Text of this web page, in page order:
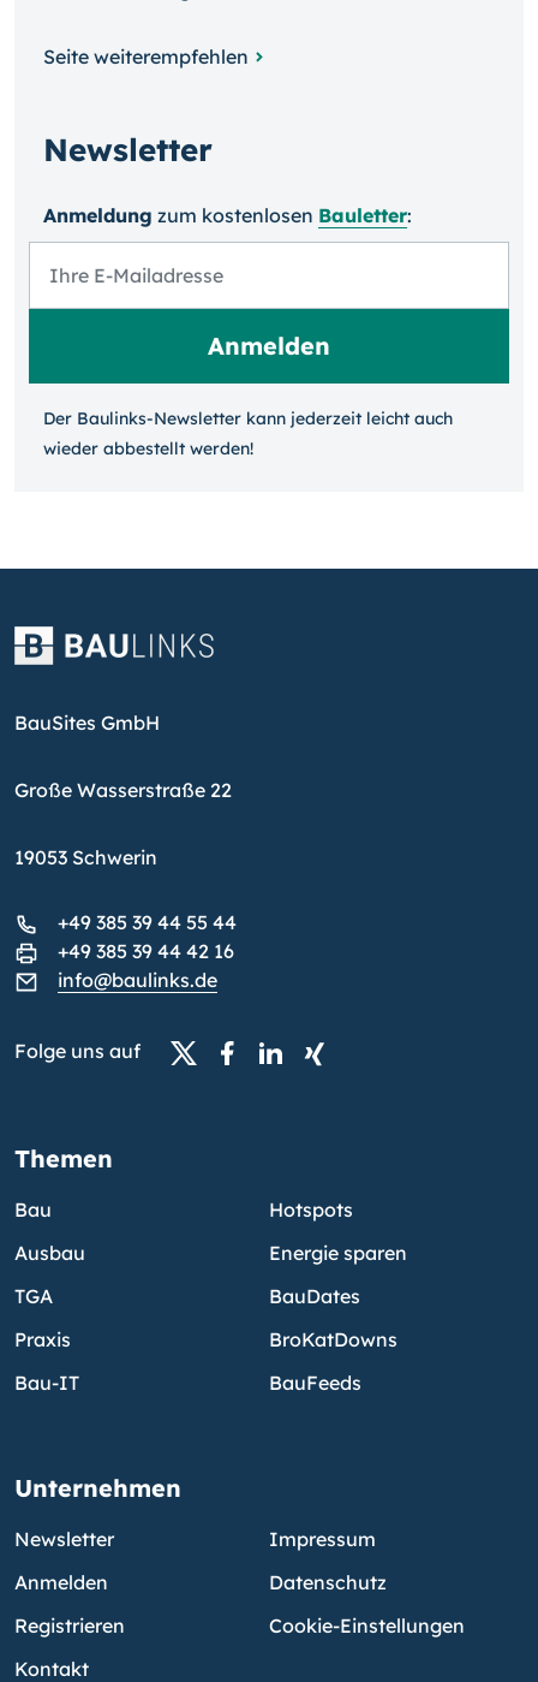
Seite weiterempfehlen
Newsletter
Anmeldung zum kosten­losen Bauletter:
Der Baulinks-Newsletter kann jeder­zeit leicht auch
wieder ab­bestellt werden!
BauSites GmbH
Große Wasserstraße 22
19053 Schwerin
+49 385 39 44 55 44
+49 385 39 44 42 16
info@baulinks.de
Folge uns auf
Themen
Bau
Ausbau
TGA
Praxis
Bau-IT
Hotspots
Energie sparen
BauDates
BroKatDowns
BauFeeds
Unternehmen
Newsletter
Anmelden
Registrieren
Kontakt
Impressum
Datenschutz
Cookie-Einstellungen